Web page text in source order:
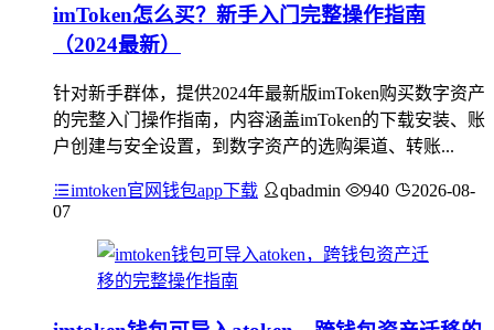
imToken怎么买？新手入门完整操作指南
（2024最新）
针对新手群体，提供2024年最新版imToken购买数字资产
的完整入门操作指南，内容涵盖imToken的下载安装、账
户创建与安全设置，到数字资产的选购渠道、转账...
imtoken官网钱包app下载 qbadmin 940
2026-08-
07